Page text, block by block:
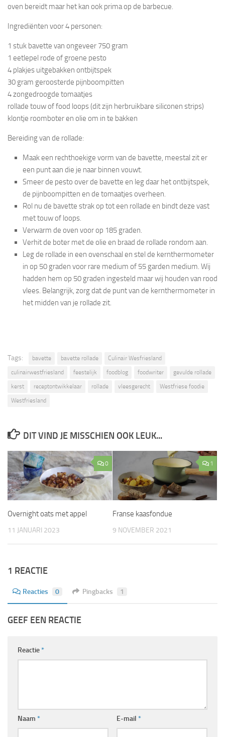
oven bereidt maar het kan ook prima op de barbecue.
Ingrediënten voor 4 personen:
1 stuk bavette van ongeveer 750 gram
1 eetlepel rode of groene pesto
4 plakjes uitgebakken ontbijtspek
30 gram geroosterde pijnboompitten
4 zongedroogde tomaatjes
rollade touw of food loops (dit zijn herbruikbare siliconen strips)
klontje roomboter en olie om in te bakken
Bereiding van de rollade:
Maak een rechthoekige vorm van de bavette, meestal zit er
een punt aan die je naar binnen vouwt.
Smeer de pesto over de bavette en leg daar het ontbijtspek,
de pijnboompitten en de tomaatjes overheen.
Rol nu de bavette strak op tot een rollade en bindt deze vast
met touw of loops.
Verwarm de oven voor op 185 graden.
Verhit de boter met de olie en braad de rollade rondom aan.
Leg de rollade in een ovenschaal en stel de kernthermometer
in op 50 graden voor rare medium of 55 garden medium. Wij
hadden hem op 50 graden ingesteld maar wij houden van rood
vlees. Belangrijk, zorg dat de punt van de kernthermometer in
het midden van je rollade zit.
Tags: bavette bavette rollade
Culinair Wesfriesland
culinairwestfriesland
feestelijk foodblog foodwriter
gevulde rollade
kerst
receptontwikkelaar rollade vleesgerecht
Westfriese foodie
Westfriesland
DIT VIND JE MISSCHIEN OOK LEUK...
0
Overnight oats met appel
11 JANUARI 2023
1
Franse kaasfondue
9 NOVEMBER 2021
1 REACTIE
Reacties 0 Pingbacks 1
GEEF EEN REACTIE
Reactie*
Naam * E-mail *